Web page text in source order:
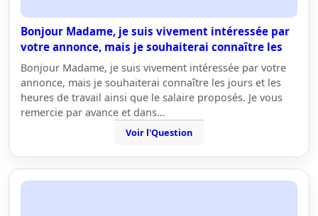
Bonjour Madame, je suis vivement intéressée par
votre annonce, mais je souhaiterai connaître les
Bonjour Madame, je suis vivement intéressée par votre
annonce, mais je souhaiterai connaître les jours et les
heures de travail ainsi que le salaire proposés. Je vous
remercie par avance et dans…
Voir l'Question